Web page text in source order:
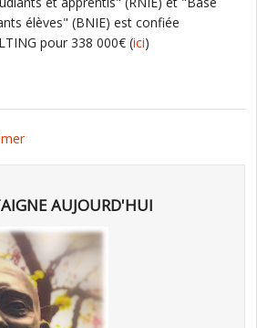
élèves" (BNIE) est confiée
pour 338 000€ (ici)
AUJOURD'HUI